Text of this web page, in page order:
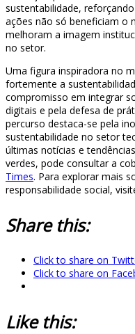
sustentabilidade,
ações não só beneficiam o
melhoram a imagem
no setor.
Uma figura inspiradora no
fortemente a
compromisso em integrar
digitais e pela defesa de
percurso destaca-se pela
sustentabilidade no setor
últimas notícias e
verdes, pode consultar a
Times. Para explorar mais
responsabilidade social,
Share this:
Click to share on
Click to share on
Like this: